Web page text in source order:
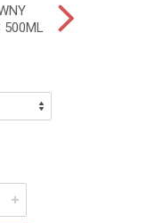
500ML